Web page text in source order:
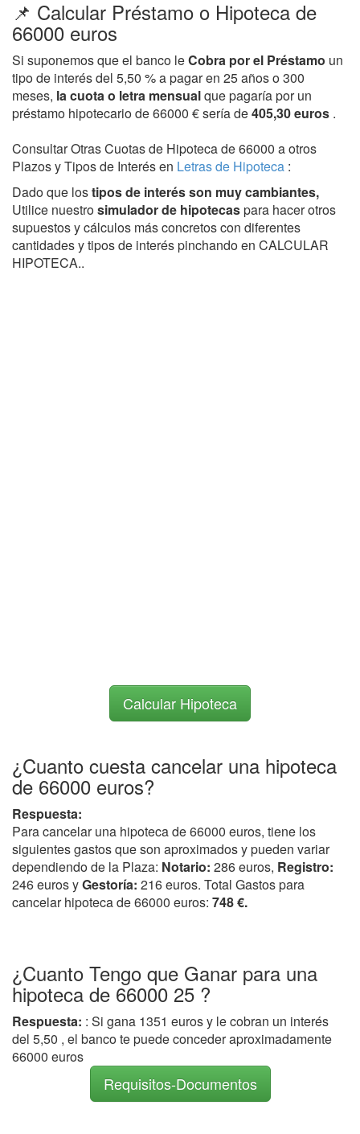
📌 Calcular Préstamo o Hipoteca de
66000 euros
Si suponemos que el banco leCobra por el Préstamo un
tipo de interés del 5,50 % a pagar en 25 años o 300
meses, la cuota o letra mensualque pagaría por un
préstamo hipotecario de 66000 € sería de405,30 euros .
Consultar Otras Cuotas de Hipoteca de 66000 a otros
Plazos y Tipos de Interés en Letras de Hipoteca :
Dado que lostipos de interés son muy cambiantes,
Utilice nuestrosimulador de hipotecaspara hacer otros
supuestos y cálculos más concretos con diferentes
cantidades y tipos de interés pinchando en CALCULAR
HIPOTECA..
Calcular Hipoteca
¿Cuanto cuesta cancelar una hipoteca
de 66000 euros?
Respuesta:
Para cancelar una hipoteca de 66000 euros, tiene los
siguientes gastos que son aproximados y pueden variar
dependiendo de la Plaza: Notario: 286 euros, Registro:
246 euros yGestoría: 216 euros. Total Gastos para
cancelar hipoteca de 66000 euros: 748 €.
¿Cuanto Tengo que Ganar para una
hipoteca de 66000 25 ?
Respuesta: : Si gana 1351 euros y le cobran un interés
del 5,50 , el banco te puede conceder aproximadamente
66000 euros
Requisitos-Documentos